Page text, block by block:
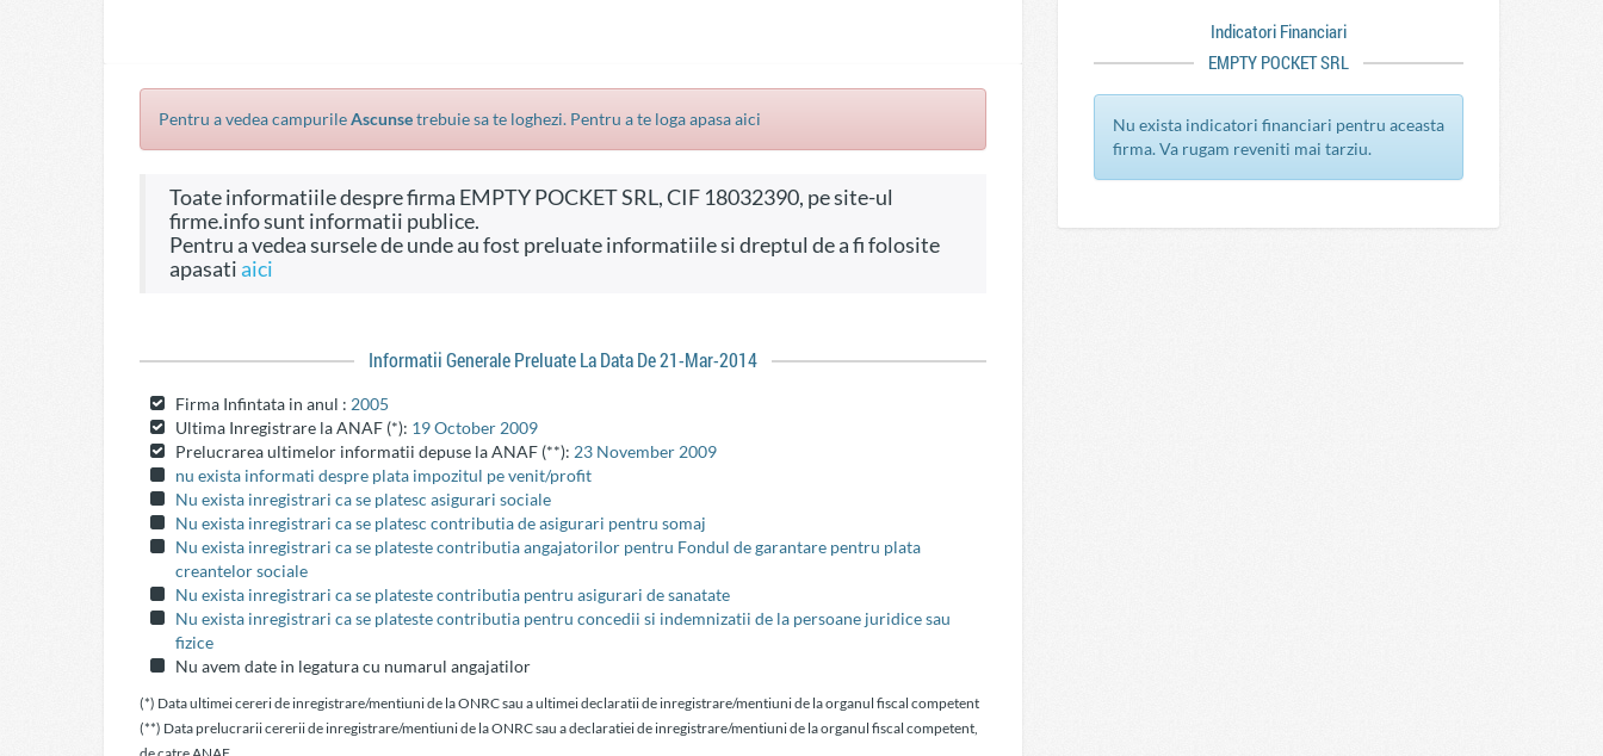
Pentru a vedea campurileAscunsetrebuie sa te loghezi. Pentru a te loga apasa aici
Toate informatiile despre firma EMPTY POCKET SRL, CIF 18032390, pe site-ul
firme.info sunt informatii publice.
Pentru a vedea sursele de unde au fost preluate informatiile si dreptul de a fi folosite
apasatiaici
Informatii Generale Preluate La Data De 21-Mar-2014
Firma Infintata in anul : 2005
Ultima Inregistrare la ANAF (*): 19 October 2009
Prelucrarea ultimelor informatii depuse la ANAF (**): 23 November 2009
nu exista informati despre plata impozitul pe venit/profit
Nu exista inregistrari ca se platesc asigurari sociale
Nu exista inregistrari ca se platesc contributia de asigurari pentru somaj
Nu exista inregistrari ca se plateste contributia angajatorilor pentru Fondul de garantare pentru plata
creantelor sociale
Nu exista inregistrari ca se plateste contributia pentru asigurari de sanatate
Nu exista inregistrari ca se plateste contributia pentru concedii si indemnizatii de la persoane juridice sau
fizice
Nu avem date in legatura cu numarul angajatilor
(*) Data ultimei cereri de inregistrare/mentiuni de la ONRC sau a ultimei declaratii de inregistrare/mentiuni de la organul fiscal competent
(**) Data prelucrarii cererii de inregistrare/mentiuni de la ONRC sau a declaratiei de inregistrare/mentiuni de la organul fiscal competent,
Indicatori Financiari
EMPTY POCKET SRL
Nu exista indicatori financiari pentru aceasta
firma. Va rugam reveniti mai tarziu.